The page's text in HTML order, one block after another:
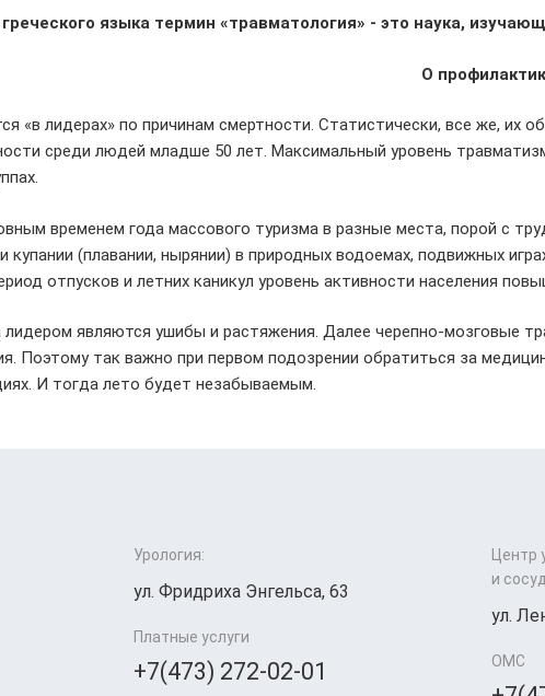
языка термин «травматология» - это наука,
О профилактике
«в лидерах» по причинам смертности. Статистически, все же, их
среди людей младше 50 лет. Максимальный уровень
временем года массового туризма в разные места, порой с
купании (плавании, нырянии) в природных водоемах, подвижных
отпусков и летних каникул уровень активности населения
являются ушибы и растяжения. Далее черепно-мозговые
Поэтому так важно при первом подозрении обратиться за
И тогда лето будет незабываемым.
Урология:
ул. Фридриха Энгельса, 63
Платные услуги
+7(473) 272-02-01
Центр
и
ул.
ОМС